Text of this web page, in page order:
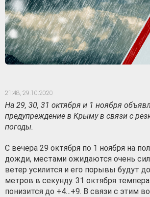
21:48, 29.10.2020
На 29, 30, 31 октября и 1 ноября
предупреждение в Крыму в связи с
погоды.
С вечера 29 октября по 1 ноября на
дожди, местами ожидаются очень
ветер усилится и его порывы будут
метров в секунду. 31 октября
понизится до +4…+9. В связи с этим